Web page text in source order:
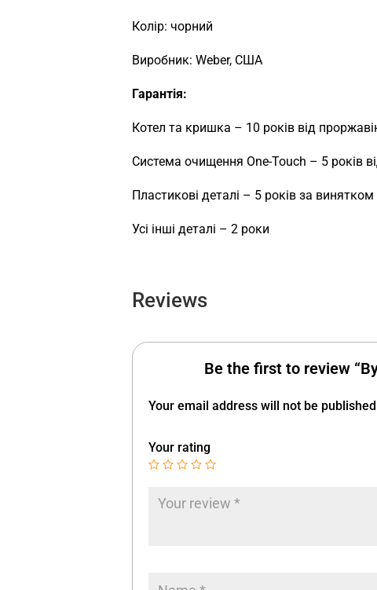
Колір: чорний
Виробник: Weber, США
Гарантія:
Котел та кришка – 10 років від
Система очищення One-Touch – 5 років
Пластикові деталі – 5 років за
Усі інші деталі – 2 роки
Reviews
Be the first to review
Your email address will not be
Your rating